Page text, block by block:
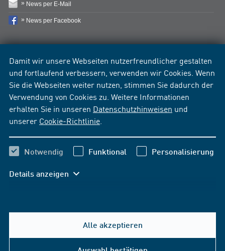
Damit wir unsere Webseiten nutzerfreundlicher gestalten
und fortlaufend verbessern, verwenden wir Cookies. Wenn
Sie die Webseiten weiter nutzen, stimmen Sie dadurch der
Verwendung von Cookies zu. Weitere Informationen
erhalten Sie in unseren Datenschutzhinweisen und
unserer Cookie-Richtlinie
Notwendig Funktional Personalisierung
Details anzeigen
Alle akzeptieren
News per E-Mail
News per Facebook
Hilfe & Kontakt